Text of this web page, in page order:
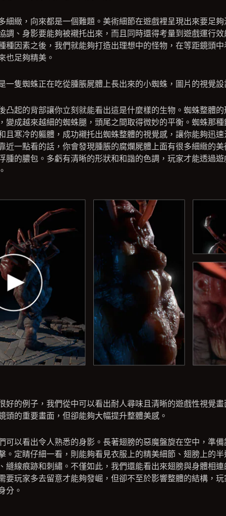
細緻，向來都是一個難題。美術細節在遊戲裡呈現出來要足
調、身影要能夠被襯托出來，而且同時還得考量到遊戲運行
種因素之後，我們就能夠打造出理想中的怪物，在等距鏡頭
也足夠精美。
一隻蜘蛛正在吃從腫脹屍體上長出來的小蜘蛛，圖片的視覺
凸起的背部讓你立刻就能看出這是什麼樣的生物。蜘蛛整體
變成越來越細的蜘蛛腿，頭尾之間取得微妙的平衡。蜘蛛那
且寒冷的軀體，成功襯托出蜘蛛整體的視覺感，讓你能夠迅
近一點看的話，你會發現腫脹的腐爛屍體上面有很多細緻的
腫的膿包。多虧有清晰的形狀和和諧的色調，玩家才能透過
好的例子，我們從中可以看出耐人尋味且清晰的遊戲性視覺
頭的重要畫面，但卻能夠大幅提升整體美感。
可以看出令人熟悉的身影。長著翅膀的惡魔盤旋在空中，準
。定睛仔細一看，則能夠看見衣服上的精美細節、翅膀上的
縫線痕跡和刺繡。不僅如此，我們還能看出來翅膀與身體相
要玩家多去留意才能夠發崛，但卻不至於影響整體的結構，
分。